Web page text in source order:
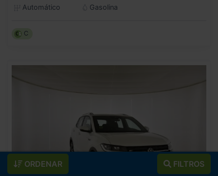
ORDENAR FILTROS
Automático
Gasolina
C